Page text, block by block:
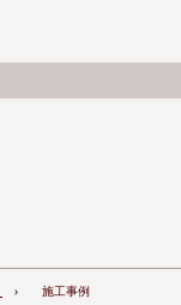
施工事例